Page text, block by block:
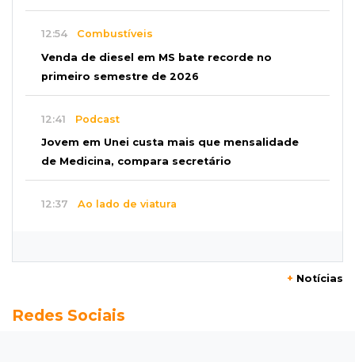
12:54 Combustíveis
Venda de diesel em MS bate recorde no
primeiro semestre de 2026
12:41 Podcast
Jovem em Unei custa mais que mensalidade
de Medicina, compara secretário
12:37 Ao lado de viatura
Adriane relata violência política e reforça
+ Notícias
Redes Sociais